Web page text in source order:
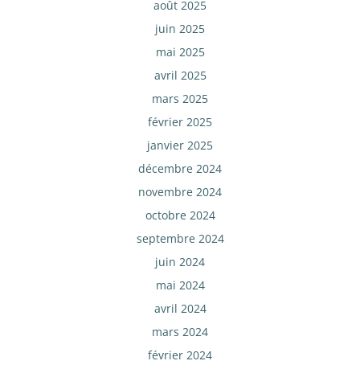
août 2025
juin 2025
mai 2025
avril 2025
mars 2025
février 2025
janvier 2025
décembre 2024
novembre 2024
octobre 2024
septembre 2024
juin 2024
mai 2024
avril 2024
mars 2024
février 2024